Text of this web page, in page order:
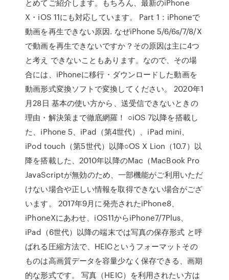
とめてご紹介します。もちろん、最新のiPhone
X・iOS 11にも対応しています。 Part 1：iPhoneで
動画を再生できない原因. なぜiPhone 5/6/6s/7/8/X
で動画を再生できないですか？その原因は主に4つ
と考え できないこともあります。なので、その場
合には、iPhoneに移行・ダウンロードした動画を
動画形式変換ソフトで変換してください。 2020年1
月28日 基本の使い方から、送受信できないときの
理由・解決策まで徹底網羅！ ○iOS 7以降を搭載し
た、iPhone 5、iPad（第4世代）、iPad mini、
iPod touch（第5世代）以降○OS X Lion（10.7）以
降を搭載した、2010年以降のMac（MacBook Pro
JavaScriptが無効のため、一部機能がご利用いただ
けない場合や正しい情報を取得できない場合がござ
います。 2017年9月に発売されたiPhone8、
iPhoneXにあわせ、iOS11からiPhone7/7Plus、
iPad（6世代）以降の端末では写真の保存形式 と呼
ばれる圧縮方法で、HEICというフォーマットその
ものは高画質データを容量少なく保存できる、画期
的な形式です。 写真（HEIC）を利用されたい方は